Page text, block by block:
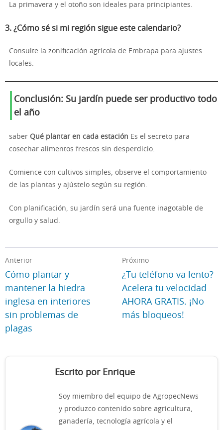
La primavera y el otoño son ideales para principiantes.
3. ¿Cómo sé si mi región sigue este calendario?
Consulte la zonificación agrícola de Embrapa para ajustes
locales.
Conclusión: Su jardín puede ser productivo todo
el año
saber Qué plantar en cada estación Es el secreto para
cosechar alimentos frescos sin desperdicio.
Comience con cultivos simples, observe el comportamiento
de las plantas y ajústelo según su región.
Con planificación, su jardín será una fuente inagotable de
orgullo y salud.
Anterior
Cómo plantar y
mantener la hiedra
inglesa en interiores
sin problemas de
plagas
Próximo
¿Tu teléfono va lento?
Acelera tu velocidad
AHORA GRATIS. ¡No
más bloqueos!
Escrito por Enrique
Soy miembro del equipo de AgropecNews
y produzco contenido sobre agricultura,
ganadería, tecnología agrícola y el